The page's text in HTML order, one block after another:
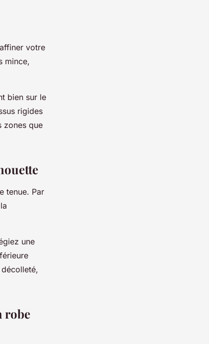
votre
mince,
bien sur le
rigides
zones que
tenue. Par
une
robe